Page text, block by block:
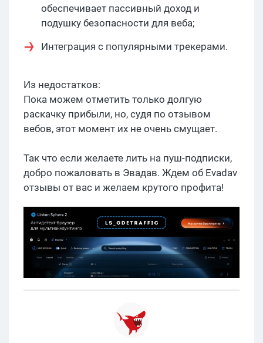
обеспечивает пассивный доход и
подушку безопасности для веба;
Интеграция с популярными трекерами.
Из недостатков:
Пока можем отметить только долгую
раскачку прибыли, но, судя по отзывом
вебов, этот момент их не очень смущает.
Так что если желаете лить на пуш-подписки,
добро пожаловать в Эвадав. Ждем об Evadav
отзывы от вас и желаем крутого профита!